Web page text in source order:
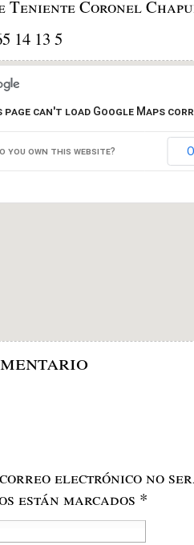
Teniente Coronel
14 13 5
page can't load Google Maps
you own this website?
electrónico no
están marcados *